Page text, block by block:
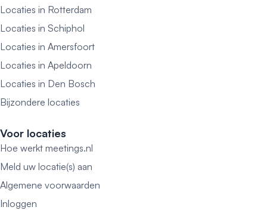
Locaties in Rotterdam
Locaties in Schiphol
Locaties in Amersfoort
Locaties in Apeldoorn
Locaties in Den Bosch
Bijzondere locaties
Voor locaties
Hoe werkt meetings.nl
Meld uw locatie(s) aan
Algemene voorwaarden
Inloggen